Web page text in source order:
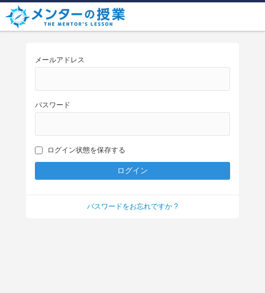
メールアドレス
パスワード
ログイン状態を保存する
パスワードをお忘れですか ?